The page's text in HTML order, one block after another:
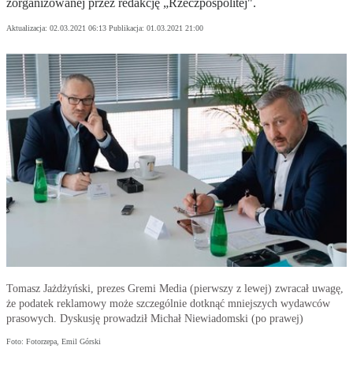
zorganizowanej przez redakcję „Rzeczpospolitej".
Aktualizacja: 02.03.2021 06:13 Publikacja: 01.03.2021 21:00
Tomasz Jażdżyński, prezes Gremi Media (pierwszy z lewej) zwracał uwagę,
że podatek reklamowy może szczególnie dotknąć mniejszych wydawców
prasowych. Dyskusję prowadził Michał Niewiadomski (po prawej)
Foto: Fotorzepa, Emil Górski